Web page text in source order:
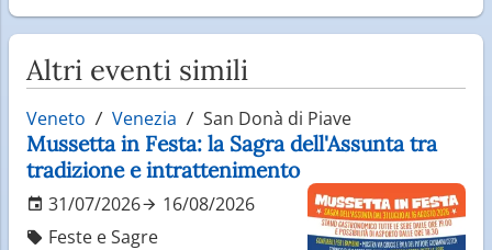
Altri eventi simili
Veneto Venezia San Donà di Piave
Mussetta in Festa: la Sagra dell'Assunta tra
tradizione e intrattenimento
31/07/2026
16/08/2026
Feste e Sagre